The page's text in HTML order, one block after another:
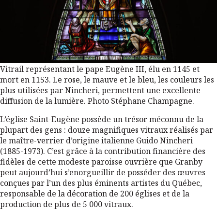
Vitrail représentant le pape Eugène III, élu en 1145 et
mort en 1153. Le rose, le mauve et le bleu, les couleurs les
plus utilisées par Nincheri, permettent une excellente
diffusion de la lumière. Photo Stéphane Champagne.
L’église Saint-Eugène possède un trésor méconnu de la
plupart des gens : douze magnifiques vitraux réalisés par
le maître-verrier d’origine italienne Guido Nincheri
(1885-1973). C’est grâce à la contribution financière des
fidèles de cette modeste paroisse ouvrière que Granby
peut aujourd’hui s’enorgueillir de posséder des œuvres
conçues par l’un des plus éminents artistes du Québec,
responsable de la décoration de 200 églises et de la
production de plus de 5 000 vitraux.